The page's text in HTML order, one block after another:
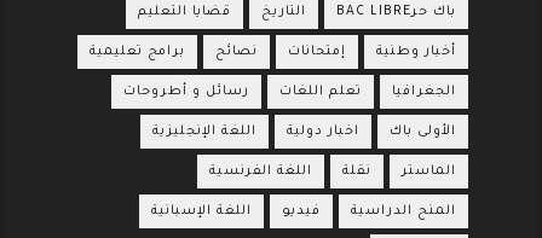
باك حرBAC LIBRE التاريخ قضايا التعليم
أخبار وطنية إمتحانات نصائح برامج تعليمية
الجغرافيا تعلم اللغات رسائل و أطروحات
الأولى باك اخبار دولية اللغة الإنجليزية
الماستر نقلة اللغة الفرنسية
المنح الدراسية فيديو اللغة الإسبانية